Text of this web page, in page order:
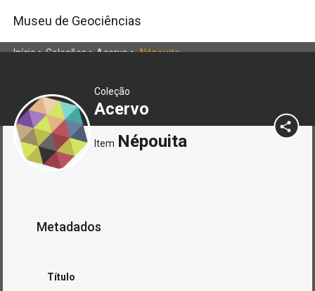
Museu de Geociências
Início>Coleções>Acervo>Népouita
Coleção
Acervo
Item Népouita
Metadados
Título